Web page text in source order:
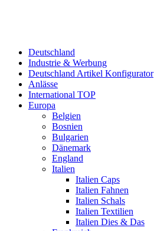
Deutschland
Industrie & Werbung
Deutschland Artikel Konfigurator
Anlässe
International TOP
Europa
Belgien
Bosnien
Bulgarien
Dänemark
England
Italien
Italien Caps
Italien Fahnen
Italien Schals
Italien Textilien
Italien Dies & Das